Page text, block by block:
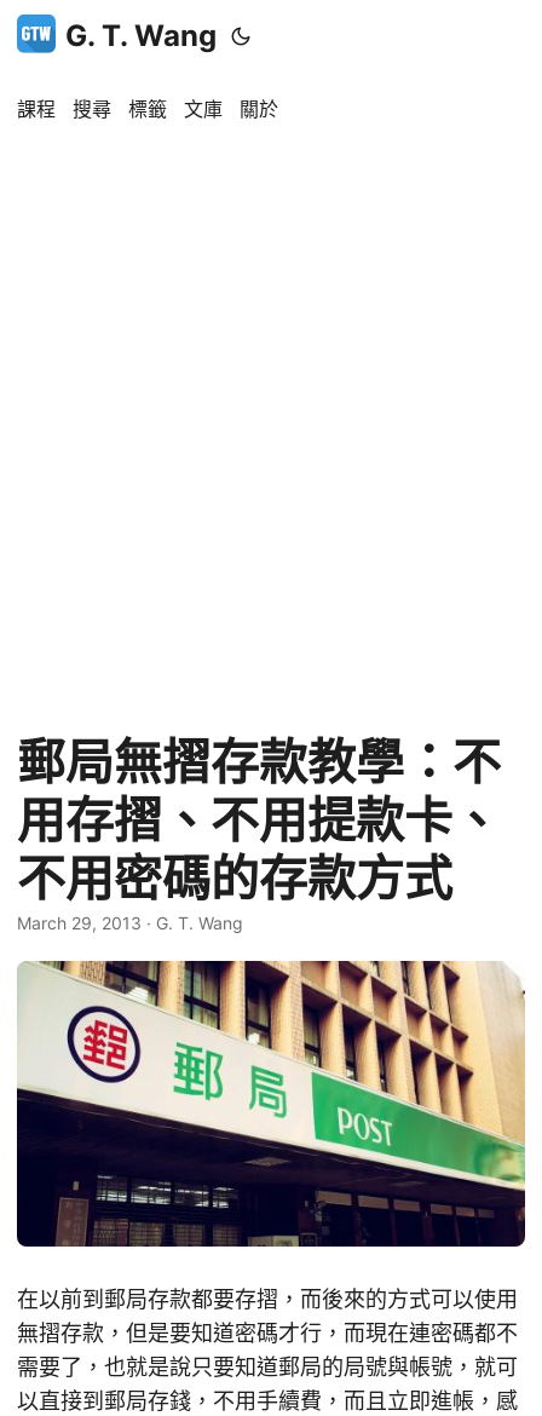
G. T. Wang
課程 搜尋 標籤 文庫 關於
郵局無摺存款教學：不
用存摺、不用提款卡、
不用密碼的存款方式
March 29, 2013 · G. T. Wang
在以前到郵局存款都要存摺，而後來的方式可以使用
無摺存款，但是要知道密碼才行，而現在連密碼都不
需要了，也就是說只要知道郵局的局號與帳號，就可
以直接到郵局存錢，不用手續費，而且立即進帳，感